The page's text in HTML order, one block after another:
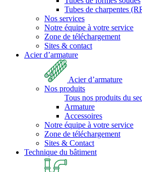
Tubes de charpentes
Nos services
Notre équipe à votre service
Zone de téléchargement
Sites & contact
Acier d’armature
Acier d’armature
Nos produits
Tous nos produits du
Armature
Accessoires
Notre équipe à votre service
Zone de téléchargement
Sites & Contact
Technique du bâtiment